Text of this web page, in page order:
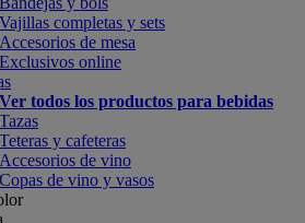
Vajillas completas y sets
Accesorios de mesa
Exclusivos online
Ver todos los productos para bebidas
Tazas
Teteras y cafeteras
Accesorios de vino
Copas de vino y vasos